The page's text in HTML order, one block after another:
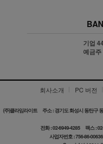
기업
예금
회사소개 PC 버전
(주)클라임라이트 주소 : 경기도 화성시 동탄구
전화 : 02-6949-4285
팩스 :
사업자번호 : 756-86-00636